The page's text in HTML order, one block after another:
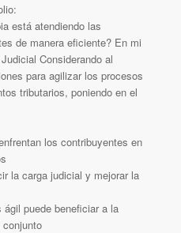
está atendiendo las
de manera eficiente? En mi
Considerando al
para agilizar los procesos
tributarios, poniendo en el
los contribuyentes en
la carga judicial y mejorar la
puede beneficiar a la